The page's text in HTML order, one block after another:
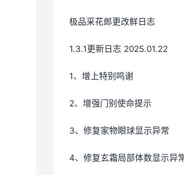
极品采花郎更改鲜日志
1.3.1更新日志 2025.01.22
1、增上特别鸣谢
2、增强门别使命提示
3、修复家物眼球显示异常
4、修复玄霜局部体数显示异